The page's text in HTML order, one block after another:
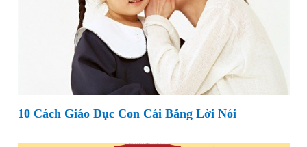
10 Cách Giáo Dục Con Cái Bằng Lời Nói